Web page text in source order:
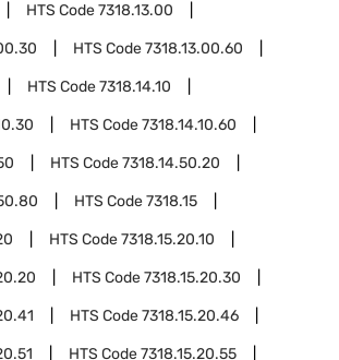
HTS Code7318.13.00
HTS Code7318.13.00.60
HTS Code7318.14.10
HTS Code7318.14.10.60
HTS Code7318.14.50.20
HTS Code7318.15
HTS Code7318.15.20.10
HTS Code7318.15.20.30
HTS Code7318.15.20.46
HTS Code7318.15.20.55